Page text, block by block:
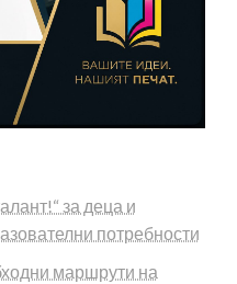
за деца и
потребности
маршрути на